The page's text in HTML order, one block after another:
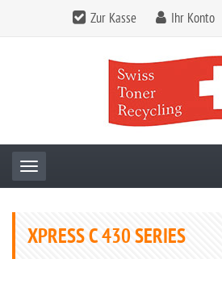
Zur Kasse Ihr Konto
Toggle navigation
XPRESS C 430 SERIES